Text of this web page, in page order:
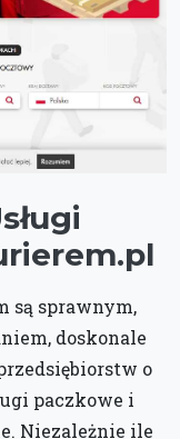
są sprawnym,
doskonale
o
paczkowe i
Niezależnie ile